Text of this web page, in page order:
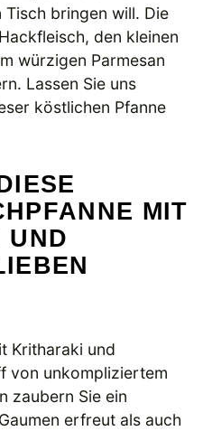
Tisch bringen will. Die
den kleinen
würzigen Parmesan
Lassen Sie uns
köstlichen Pfanne
MIT
UND
Kritharaki und
von unkompliziertem
zaubern Sie ein
erfreut als auch